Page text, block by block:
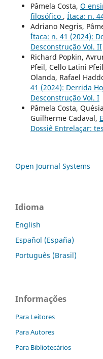
Pâmela Costa, O
filosófico , Ítaca: n.
Adriano Negris,
Ítaca: n. 41 (2024):
Desconstrução Vol. II
Richard Popkin,
Pfeil, Cello Latini
Olanda, Rafael
41 (2024): Derrida
Desconstrução Vol. I
Pâmela Costa,
Guilherme Cadaval,
Dossiê Entrelaçar:
Open Journal Systems
Idioma
English
Español (España)
Português (Brasil)
Informações
Para Leitores
Para Autores
Para Bibliotecários